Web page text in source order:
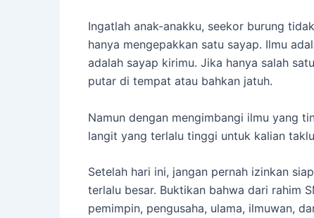
​Ingatlah anak-anakku, seekor burung
hanya mengepakkan satu sayap. Ilmu
adalah sayap kirimu. Jika hanya salah
putar di tempat atau bahkan jatuh.
Namun dengan mengimbangi ilmu yang
langit yang terlalu tinggi untuk kalian
​Setelah hari ini, jangan pernah izinkan
terlalu besar. Buktikan bahwa dari rahim
pemimpin, pengusaha, ulama, ilmuwan,